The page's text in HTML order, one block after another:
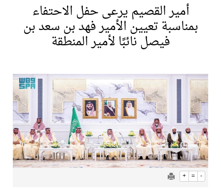
سيل الخير يروي ملاعب الكوكب
كأس العالم للرياضات الإلكترونية شاهد على ريادة المملكة والنهضة الشاملة فيها
المنتخب السعودي ينافس (64) دولة في أولمبياد الفلك والفيزياء الفلكية الدولي بالهند
كأس العالم للرياضات الإلكترونية: فريق Karmine Corp الفرنسي بطلًا لبطولة Rocket League
أمير القصيم يرعى حفل الاحتفاء
بمناسبة تعيين الأمير فهد بن سعد بن
فيصل نائبًا لأمير المنطقة
+ = -